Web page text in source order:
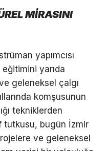
MİRASINI
yapımcısı
yarıda
geleneksel çalgı
komşusunun
tekniklerden
tutkusu, bugün İzmir
ve geleneksel